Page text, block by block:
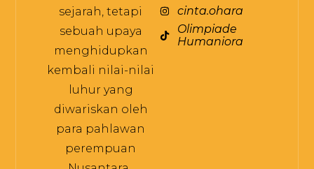
sejarah, tetapi
sebuah upaya
menghidupkan
kembali nilai-nilai
luhur yang
diwariskan oleh
para pahlawan
perempuan
cinta.ohara
Olimpiade
Humaniora